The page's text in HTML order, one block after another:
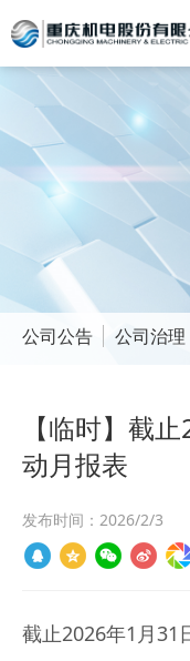
公司公告 公司治理
【临时】截
动月报表
发布时间：2026/2/3
截止2026年1月31